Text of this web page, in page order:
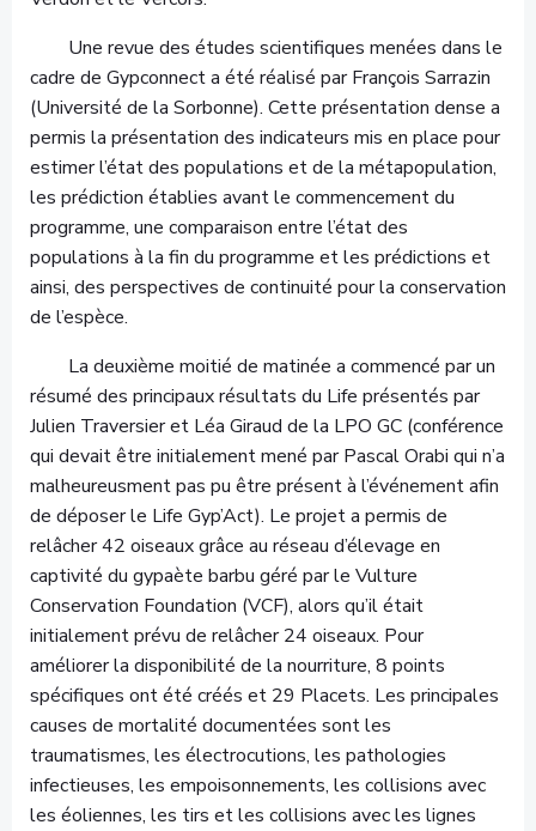
Une revue des études scientifiques menées dans le
cadre de Gypconnect a été réalisé par François Sarrazin
(Université de la Sorbonne). Cette présentation dense a
permis la présentation des indicateurs mis en place pour
estimer l’état des populations et de la métapopulation,
les prédiction établies avant le commencement du
programme, une comparaison entre l’état des
populations à la fin du programme et les prédictions et
ainsi, des perspectives de continuité pour la conservation
de l’espèce.
La deuxième moitié de matinée a commencé par un
résumé des principaux résultats du Life présentés par
Julien Traversier et Léa Giraud de la LPO GC (conférence
qui devait être initialement mené par Pascal Orabi qui n’a
malheureusment pas pu être présent à l’événement afin
de déposer le Life Gyp’Act). Le projet a permis de
relâcher 42 oiseaux grâce au réseau d’élevage en
captivité du gypaète barbu géré par le Vulture
Conservation Foundation (VCF), alors qu’il était
initialement prévu de relâcher 24 oiseaux. Pour
améliorer la disponibilité de la nourriture, 8 points
spécifiques ont été créés et 29 Placets. Les principales
causes de mortalité documentées sont les
traumatismes, les électrocutions, les pathologies
infectieuses, les empoisonnements, les collisions avec
les éoliennes, les tirs et les collisions avec les lignes